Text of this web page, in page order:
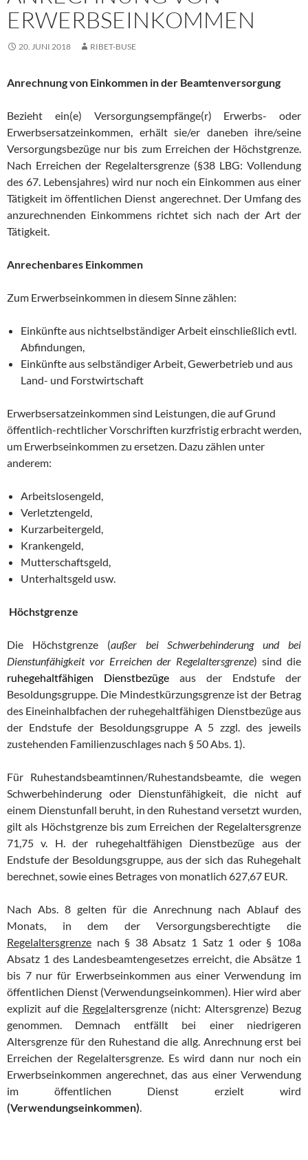
ERWERBSEINKOMMEN
20. JUNI 2018 RIBET-BUSE
Anrechnung von Einkommen in der Beamtenversorgung
Bezieht ein(e) Versorgungsempfänge(r) Erwerbs- oder
Erwerbsersatzeinkommen, erhält sie/er daneben ihre/seine
Versorgungsbezüge nur bis zum Erreichen der Höchstgrenze.
Nach Erreichen der Regelaltersgrenze (§38 LBG: Vollendung
des 67. Lebensjahres) wird nur noch ein Einkommen aus einer
Tätigkeit im öffentlichen Dienst angerechnet. Der Umfang des
anzurechnenden Einkommens richtet sich nach der Art der
Tätigkeit.
Anrechenbares Einkommen
Zum Erwerbseinkommen in diesem Sinne zählen:
Einkünfte aus nichtselbständiger Arbeit einschließlich evtl.
Abfindungen,
Einkünfte aus selbständiger Arbeit, Gewerbetrieb und aus
Land- und Forstwirtschaft
Erwerbsersatzeinkommen sind Leistungen, die auf Grund
öffentlich-rechtlicher Vorschriften kurzfristig erbracht werden,
um Erwerbseinkommen zu ersetzen. Dazu zählen unter
anderem:
Arbeitslosengeld,
Verletztengeld,
Kurzarbeitergeld,
Krankengeld,
Mutterschaftsgeld,
Unterhaltsgeld usw.
Höchstgrenze
Die Höchstgrenze (außer bei Schwerbehinderung und bei
Dienstunfähigkeit vor Erreichen der Regelaltersgrenze) sind die
ruhegehaltfähigen Dienstbezüge aus der Endstufe der
Besoldungsgruppe. Die Mindestkürzungsgrenze ist der Betrag
des Eineinhalbfachen der ruhegehaltfähigen Dienstbezüge aus
der Endstufe der Besoldungsgruppe A 5 zzgl. des jeweils
zustehenden Familienzuschlages nach § 50 Abs. 1).
Für Ruhestandsbeamtinnen/Ruhestandsbeamte, die wegen
Schwerbehinderung oder Dienstunfähigkeit, die nicht auf
einem Dienstunfall beruht, in den Ruhestand versetzt wurden,
gilt als Höchstgrenze bis zum Erreichen der Regelaltersgrenze
71,75 v. H. der ruhegehaltfähigen Dienstbezüge aus der
Endstufe der Besoldungsgruppe, aus der sich das Ruhegehalt
berechnet, sowie eines Betrages von monatlich 627,67 EUR.
Nach Abs. 8 gelten für die Anrechnung nach Ablauf des
Monats, in dem der Versorgungsberechtigte die
Regelaltersgrenze nach § 38 Absatz 1 Satz 1 oder § 108a
Absatz 1 des Landesbeamtengesetzes erreicht, die Absätze 1
bis 7 nur für Erwerbseinkommen aus einer Verwendung im
öffentlichen Dienst (Verwendungseinkommen). Hier wird aber
explizit auf die Regelaltersgrenze (nicht: Altersgrenze) Bezug
genommen. Demnach entfällt bei einer niedrigeren
Altersgrenze für den Ruhestand die allg. Anrechnung erst bei
Erreichen der Regelaltersgrenze. Es wird dann nur noch ein
Erwerbseinkommen angerechnet, das aus einer Verwendung
im öffentlichen Dienst erzielt wird
(Verwendungseinkommen).